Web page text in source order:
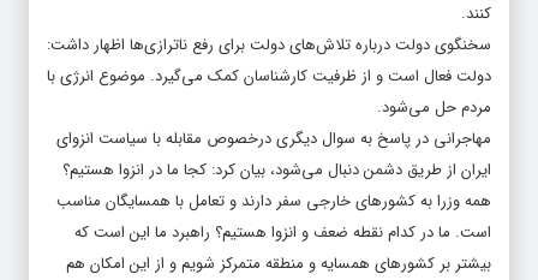
کنند.
سخنگوی دولت درباره تلاش‌های دولت برای رفع ناترازی‌ها اظهار داشت:
دولت فعال است و از ظرفیت کارشناسان کمک می‌گیرد. موضوع انرژی با
مردم حل می‌شود.
مهاجرانی در پاسخ به سوال دیگری درخصوص مقابله با سیاست انزوای
ایران از طریق دشمن دنبال می‌شود، بیان کرد: کجا ما در انزوا هستیم؟
همه وزرا به کشورهای خارجی سفر دارند و تعامل با همسایگان مناسب
است. ما در کدام نقطه ضعف و انزوا هستیم؟ راهبرد ما این است که
بیشتر بر کشورهای همسایه و منطقه متمرکز شویم و از این امکان هم